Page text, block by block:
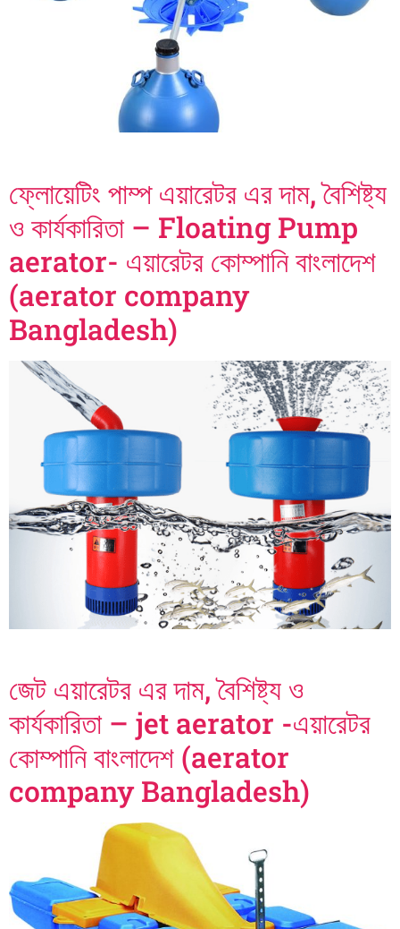
ফ্লোয়েটিং পাম্প এয়ারেটর এর দাম, বৈশিষ্ট্য
ও কার্যকারিতা – Floating Pump
aerator- এয়ারেটর কোম্পানি বাংলাদেশ
(aerator company
Bangladesh)
জেট এয়ারেটর এর দাম, বৈশিষ্ট্য ও
কার্যকারিতা – jet aerator -এয়ারেটর
কোম্পানি বাংলাদেশ (aerator
company Bangladesh)